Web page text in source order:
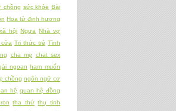
chồng sức khỏe Bài
Hoa tử đinh hương
hội Ngựa Nhà vợ
Tri thức trẻ Tình
cha mẹ
chat sex
ngoan ham muốn
chồng ngôn ngữ cơ
hệ quan hệ đồng
tha thứ thụ tinh